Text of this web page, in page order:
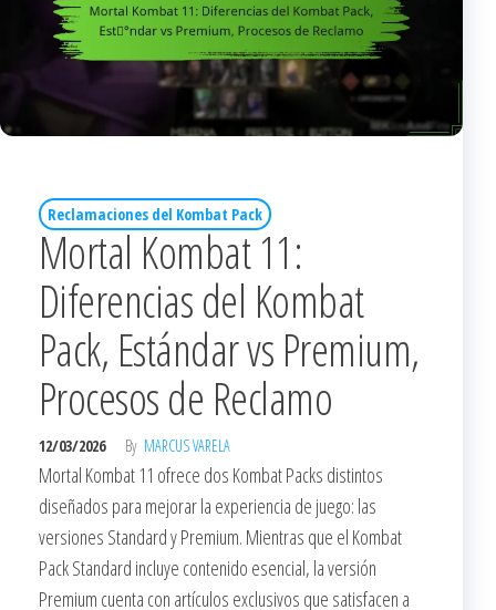
Reclamaciones del Kombat Pack
Mortal Kombat 11:
Diferencias del Kombat
Pack, Estándar vs Premium,
Procesos de Reclamo
12/03/2026 By MARCUS VARELA
Mortal Kombat 11 ofrece dos Kombat Packs distintos
diseñados para mejorar la experiencia de juego: las
versiones Standard y Premium. Mientras que el Kombat
Pack Standard incluye contenido esencial, la versión
Premium cuenta con artículos exclusivos que satisfacen a